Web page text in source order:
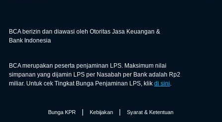
BCA berizin dan diawasi oleh Otoritas Jasa Keuangan &
Bank Indonesia
BCA merupakan peserta penjaminan LPS. Maksimum nilai
simpanan yang dijamin LPS per Nasabah per Bank adalah Rp2
miliar. Untuk cek Tingkat Bunga Penjaminan LPS, klik di sini.
Bunga KPR | Kebijakan | Syarat & Ketentuan